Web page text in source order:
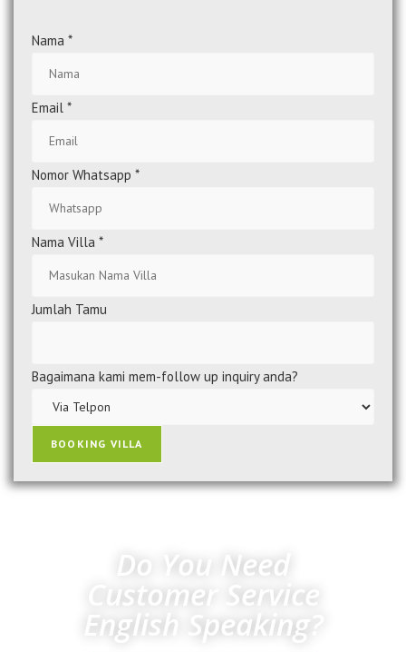
Nama *
Email *
Nomor Whatsapp *
Nama Villa *
Jumlah Tamu
Bagaimana kami mem-follow up inquiry anda?
BOOKING VILLA
Do You Need
Customer Service
English Speaking?